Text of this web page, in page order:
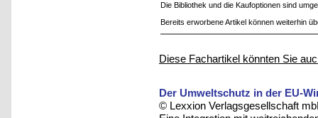
Die Bibliothek und die Kaufoptionen sind
Bereits erworbene Artikel können weiterhin
Diese Fachartikel könnten Sie
Der Umweltschutz in der
© Lexxion Verlagsgesellschaft